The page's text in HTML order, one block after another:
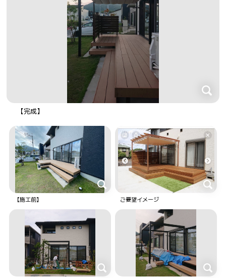
【完成】
【施工前】 ご要望イメージ